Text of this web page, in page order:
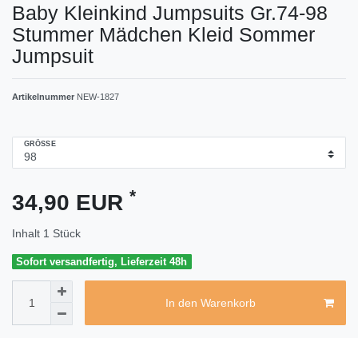
Baby Kleinkind Jumpsuits Gr.74-98
Stummer Mädchen Kleid Sommer
Jumpsuit
Artikelnummer NEW-1827
GRÖSSE
34,90 EUR *
Inhalt 1 Stück
Sofort versandfertig, Lieferzeit 48h
In den Warenkorb